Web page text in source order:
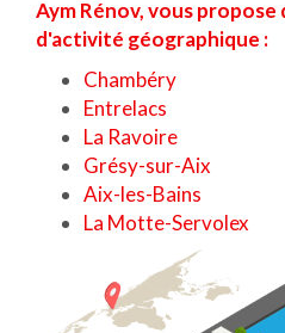
Aym Rénov, vous
d'activité géographique :
Chambéry
Entrelacs
La Ravoire
Grésy-sur-Aix
Aix-les-Bains
La Motte-Servolex